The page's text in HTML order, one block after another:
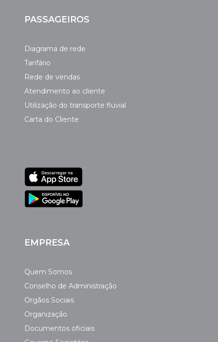
PASSAGEIROS
Diagrama de rede
Tarifário
Rede de vendas
Atendimento ao cliente
Utilização do transporte fluvial
Carta do Cliente
EMPRESA
Quem Somos
Conselho de Administração
Orgãos Sociais
Organização
Documentos oficiais